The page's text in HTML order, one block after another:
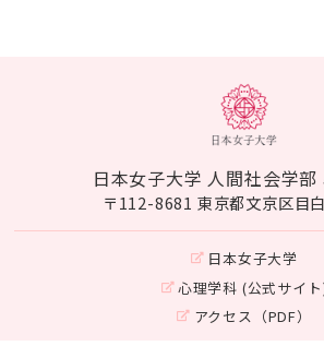
日本女子大学 人間社会学部
〒112-8681 東京都文京区目
日本女子大学
心理学科 (公式サイ
アクセス（PDF）